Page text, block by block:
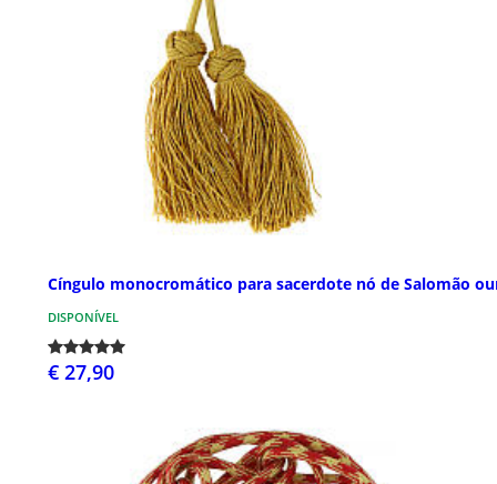
Cíngulo monocromático para sacerdote nó de Salomão
DISPONÍVEL
€ 27,90